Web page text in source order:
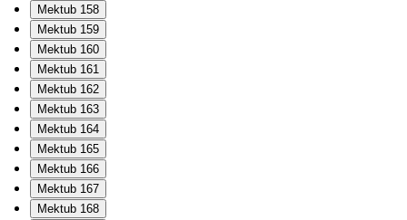
Mektub 158
Mektub 159
Mektub 160
Mektub 161
Mektub 162
Mektub 163
Mektub 164
Mektub 165
Mektub 166
Mektub 167
Mektub 168